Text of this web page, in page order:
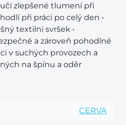
zlepšené tlumení při
při práci po celý den •
textilní svršek •
a zároveň pohodlné
v suchých provozech a
na špínu a oděr
CERVA